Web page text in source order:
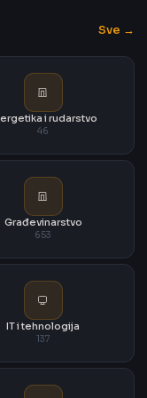
Sve →
i rudarstvo
46
Građevinarstvo
653
IT i tehnologija
137